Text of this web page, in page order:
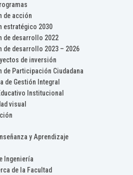
de acción
estratégico 2030
de desarrollo 2022
de desarrollo 2023 – 2026
de inversión
de Participación Ciudadana
de Gestión Integral
Institucional
visual
y Aprendizaje
Ingeniería
de la Facultad